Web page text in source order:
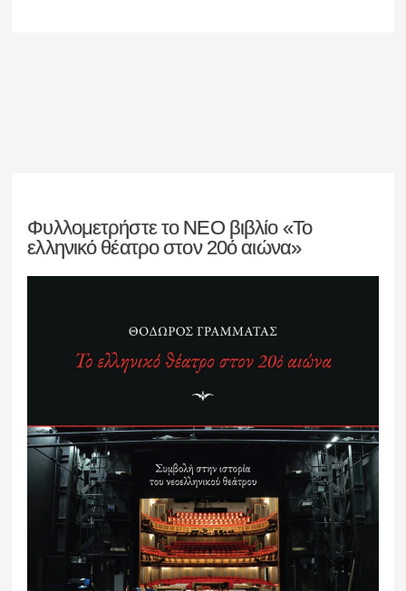
Φυλλομετρήστε το ΝΕΟ βιβλίο «Το
ελληνικό θέατρο στον 20ό αιώνα»